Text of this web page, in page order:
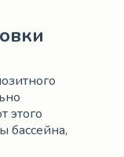
этого
бассейна,